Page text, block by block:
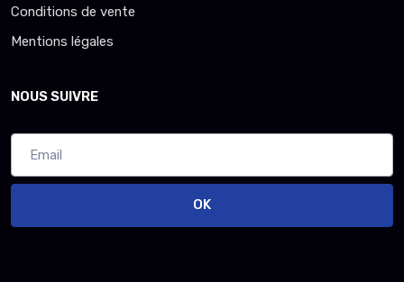
Conditions de vente
Mentions légales
NOUS SUIVRE
OK